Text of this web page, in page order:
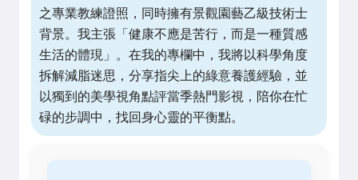
之專業教練證照，同時擁有景觀園藝乙級技術士
背景。我主張「健康不應是苦行，而是一種質感
生活的體現」。在我的專欄中，我將以科學角度
拆解減脂迷思，分享指尖上的綠意養護經驗，並
以獨到的美學視角點評當季熱門影視，陪你在忙
碌的步調中，找回身心靈的平衡點。